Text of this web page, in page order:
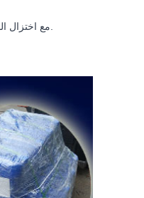
4) يجب عدم ملامسة المبيد الحيوي MIT 7.5 مع اختزال المعادن أثناء التخزين ، مثل الحديد المعدني ، والألمنيوم ، وما إلى ذلك ، لتجنب تحلل المنتج.